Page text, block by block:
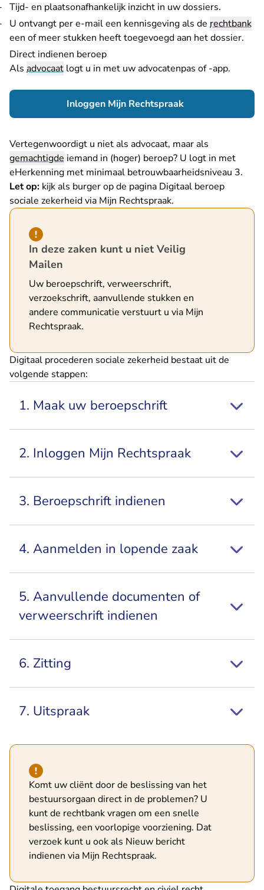
Tijd- en plaatsonafhankelijk inzicht in uw dossiers.
U ontvangt per e-mail een kennisgeving als de rechtbank
een of meer stukken heeft toegevoegd aan het dossier.
Direct indienen beroep
Als advocaat logt u in met uw advocatenpas of -app.
Inloggen Mijn Rechtspraak- U verlaat
Vertegenwoordigt u niet als advocaat, maar als
gemachtigde iemand in (hoger) beroep? U logt in met
eHerkenning met minimaal betrouwbaarheidsniveau 3.
Let op: kijk als burger op de pagina Digitaal beroep
sociale zekerheid via Mijn Rechtspraak.
Hint van type waarschuwing
In deze zaken kunt u niet Veilig
Mailen
Uw beroepschrift, verweerschrift,
verzoekschrift, aanvullende stukken en
andere communicatie verstuurt u via Mijn
Rechtspraak.
Digitaal procederen sociale zekerheid bestaat uit de
volgende stappen:
1. Maak uw beroepschrift
2. Inloggen Mijn Rechtspraak
3. Beroepschrift indienen
4. Aanmelden in lopende zaak
5. Aanvullende documenten of
verweerschrift indienen
6. Zitting
7. Uitspraak
Hint van type waarschuwing
Komt uw cliënt door de beslissing van het
bestuursorgaan direct in de problemen? U
kunt de rechtbank vragen om een snelle
beslissing, een voorlopige voorziening. Dat
verzoek kunt u ook als Nieuw bericht
indienen via Mijn Rechtspraak- U verlaat Rechtspraak.nl
.